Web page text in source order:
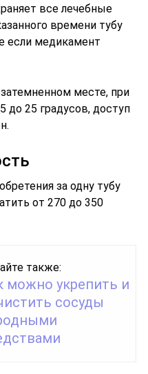
все лечебные
времени тубу
если медикамент
месте, при
до 25 градусов, доступ
за одну тубу
от 270 до 350
также:
можно укрепить и
сосуды